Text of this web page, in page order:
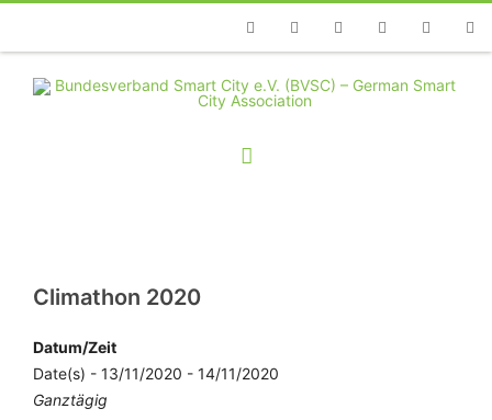
TelefonFacebookTwitterYoutubeInstagramLinkedin
Climathon 2020
Datum/Zeit
Date(s) - 13/11/2020 - 14/11/2020
Ganztägig